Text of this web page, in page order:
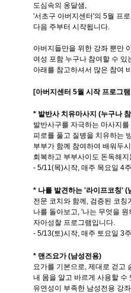
도심속의 옹달샘,
'서초구 아버지센터'의 5월 프로
다음 주부터 시작됩니다.
아버지들만을 위한 강좌 뿐만
여성 포함 누구나 참여할 수 있
아래를 참고하셔서 많은 참여
[아버지센터 5월 시작 프로그
* 발반사 치유마사지 (누구나
발반사구를 자극하는 마사지를
피로를 풀고 질병을 치유하는
부부가 함께 참여하여 배워두
회복하고 부부사이도 돈독해
- 5/11(목)시작, 매주 목요일 4
* 나를 발견하는 '라이프코칭' (
전문 코치와 함께, 검증된 코칭
나를 돌아보고, '나는 무엇을
자아성찰 프로그램입니다.
- 5/13(토)시작, 매주 토요일 3
* 맨즈요가 (남성전용)
요가를 기본으로, 제대로 걷고
내 몸을 알고 바르게 사용할 수
유연성이 부족한 남성전용 강